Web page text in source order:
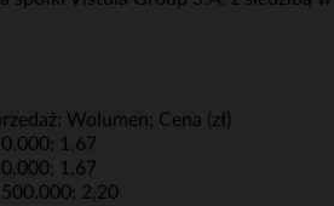
Wolumen; Cena (zł)
1,67
1,67
2,20